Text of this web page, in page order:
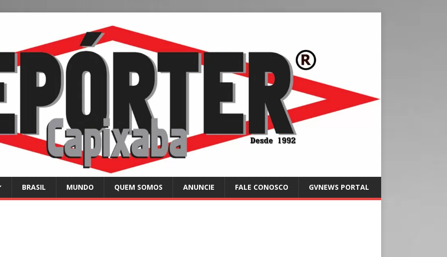
BRASIL MUNDO QUEM SOMOS ANUNCIE FALE CONOSCO GVNEWS PORTAL